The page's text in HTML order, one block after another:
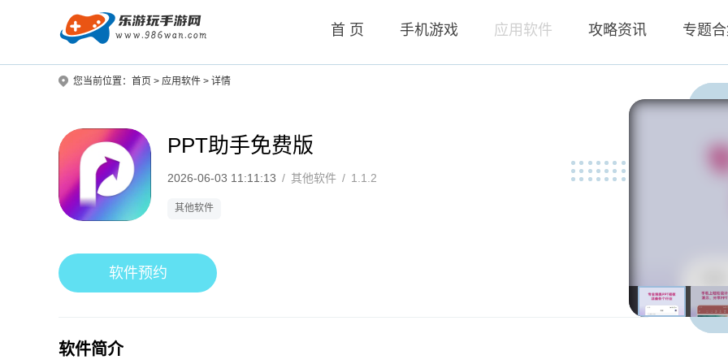
首 页 手机游戏 应用软件 攻略资讯 专题
您当前位置： 首页 > 应用软件 > 详情
PPT助手免费版
2026-06-03 11:11:13 / 其他软件 / 1.1.2
其他软件
软件预约
软件简介